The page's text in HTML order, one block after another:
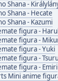
Shana -
Shana - Hecate
Shana - Kazumi
figura -
figura -
figura - Yuki
figura -
figura - Emiri
Mini anime